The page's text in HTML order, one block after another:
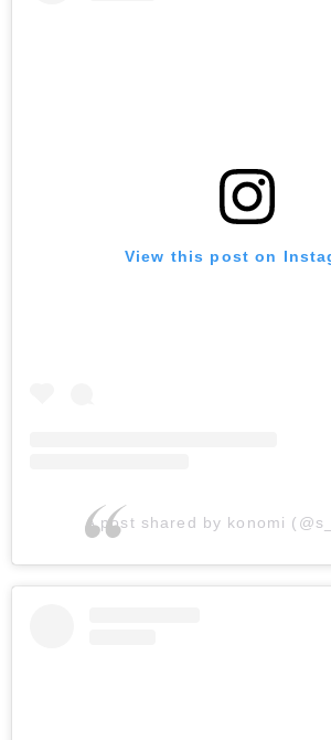
View this post on
A post shared by konomi